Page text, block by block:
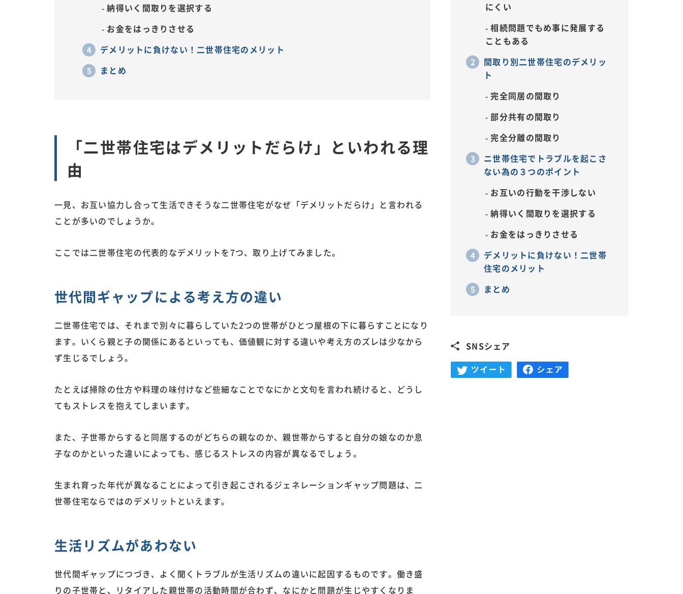
納得いく間取りを選択する
お金をはっきりさせる
デメリットに負けない！二世帯住宅のメリット
まとめ
「二世帯住宅はデメリットだらけ」といわれる理
由
一見、お互い協力し合って生活できそうな二世帯住宅がなぜ「デメリットだらけ」と言われる
ことが多いのでしょうか。
ここでは二世帯住宅の代表的なデメリットを7つ、取り上げてみました。
世代間ギャップによる考え方の違い
二世帯住宅では、それまで別々に暮らしていた2つの世帯がひとつ屋根の下に暮らすことになり
ます。いくら親と子の関係にあるといっても、価値観に対する違いや考え方のズレは少なから
ず生じるでしょう。
たとえば掃除の仕方や料理の味付けなど些細なことでなにかと文句を言われ続けると、どうし
てもストレスを抱えてしまいます。
また、子世帯からすると同居するのがどちらの親なのか、親世帯からすると自分の娘なのか息
子なのかといった違いによっても、感じるストレスの内容が異なるでしょう。
生まれ育った年代が異なることによって引き起こされるジェネレーションギャップ問題は、二
世帯住宅ならではのデメリットといえます。
生活リズムがあわない
世代間ギャップにつづき、よく聞くトラブルが生活リズムの違いに起因するものです。働き盛
りの子世帯と、リタイアした親世帯の活動時間が合わず、なにかと問題が生じやすくなりま
にくい
相続問題でもめ事に発展する
こともある
間取り別二世帯住宅のデメリッ
ト
完全同居の間取り
部分共有の間取り
完全分離の間取り
ニ世帯住宅でトラブルを起こさ
ない為の３つのポイント
お互いの行動を干渉しない
納得いく間取りを選択する
お金をはっきりさせる
デメリットに負けない！二世帯
住宅のメリット
まとめ
SNSシェア